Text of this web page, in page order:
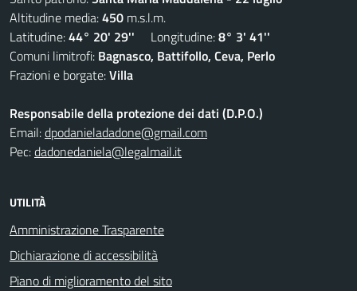
Altitudine media:450 m.s.l.m.
Latitudine:44° 20' 29'' Longitudine:8° 3' 41''
Comuni limitrofi: Bagnasco, Battifollo, Ceva, Perlo
Frazioni e borgate:Villa
Responsabile della protezione dei dati (D.P.O.)
Email:dpodanieladadone@gmail.com
Pec:dadonedaniela@legalmail.it
UTILITÀ
Amministrazione Trasparente
Dichiarazione di accessibilità
Piano di miglioramento del sito